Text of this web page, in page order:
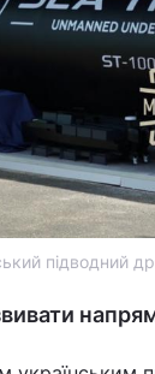
підводний